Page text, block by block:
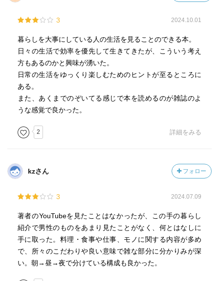
3 2024.10.01
暮らしを大事にしている人の生活を見ることのできる本。
日々の生活で効率を優先して生きてきたが、こういう考え
方もあるのかと興味が湧いた。
日常の生活をゆっくり楽しむためのヒントが至るところに
ある。
また、あくまでのぞいてる感じで本を読めるのが雑誌のよ
うな感覚で良かった。
2 詳細をみる
kzさん フォロー
3 2024.07.09
著者のYouTubeを見たことはなかったが、この手の暮らし
紹介で男性のものをあまり見たことがなく、何とはなしに
手に取った。料理・食事や仕事、モノに関する内容が多め
で、所々のこだわりや良い意味で雑な部分に分かりみが深
い。朝→昼→夜で分けている構成も良かった。